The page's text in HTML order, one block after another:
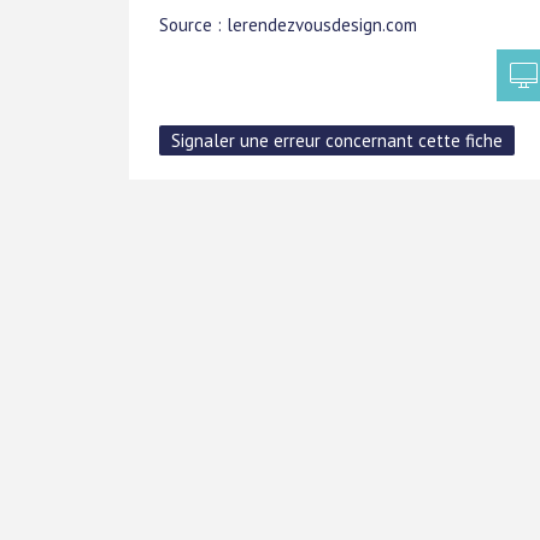
Source : lerendezvousdesign.com